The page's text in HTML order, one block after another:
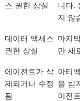
스 권한 상실
니다.
지 않
데이터 액세스
권한 상실
마지
만 새
에이전트가 삭
제되거나 수정
됨
아티
을 받
이전